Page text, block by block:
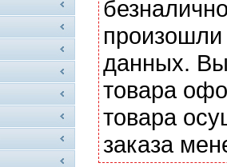
данных. Вы
товара
товара
заказа